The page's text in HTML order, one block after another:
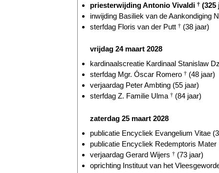
priesterwijding Antonio Vivaldi † (325
inwijding Basiliek van de Aankondiging
sterfdag Floris van der Putt † (38 jaar)
vrijdag 24 maart 2028
kardinaalscreatie Kardinaal Stanislaw
sterfdag Mgr. Óscar Romero † (48 jaar)
verjaardag Peter Ambting (55 jaar)
sterfdag Z. Familie Ulma † (84 jaar)
zaterdag 25 maart 2028
publicatie Encycliek Evangelium Vitae
publicatie Encycliek Redemptoris Mater
verjaardag Gerard Wijers † (73 jaar)
oprichting Instituut van het